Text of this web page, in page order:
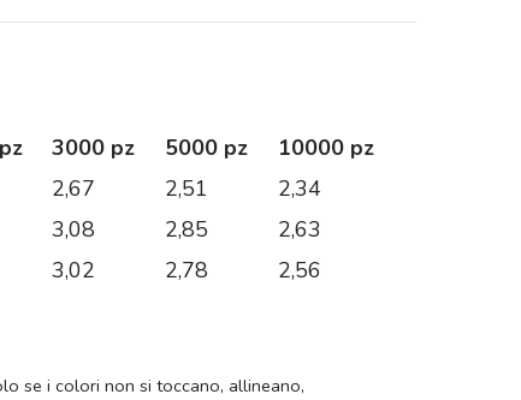
3000 pz 5000 pz
10000 pz
2,67 2,51
2,34
3,08 2,85
2,63
3,02 2,78 2,56
se i colori non si toccano, allineano,